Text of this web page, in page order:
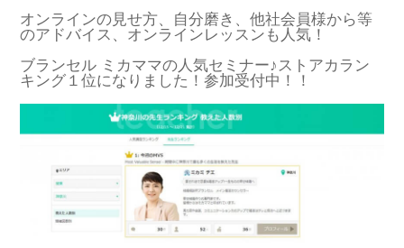
オンラインの見せ方、自分磨き、他社会員様から等
のアドバイス、オンラインレッスンも人気！
ブランセル ミカママの人気セミナー♪ストアカラン
キング１位になりました！参加受付中！！